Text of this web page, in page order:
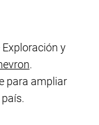
y
.
para ampliar